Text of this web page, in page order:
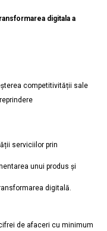
digitala a
competitivității sale
serviciilor prin
unui produs și
digitală.
de afaceri cu minimum